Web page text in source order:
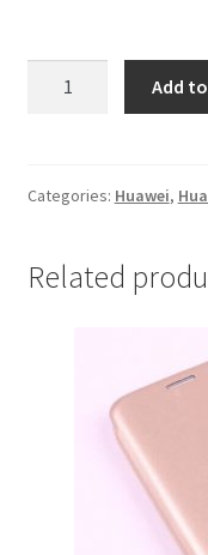
Rozeva
Add
Categories: Huawei,
Related